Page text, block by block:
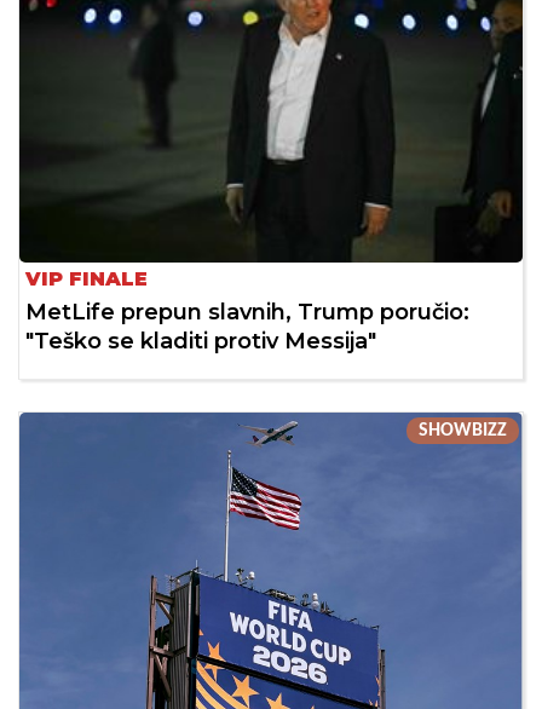
VIP FINALE
MetLife prepun slavnih, Trump poručio:
"Teško se kladiti protiv Messija"
SHOWBIZZ